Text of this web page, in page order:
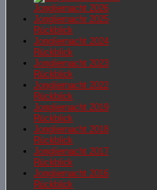
Jongliernacht 2026
Jongliernachr 2025
Rückblick
Jongliernacht 2024
Rückblick
Jongliernacht 2023
Rückblick
Jongliernacht 2022
Rückblick
Jongliernacht 2019
Rückblick
Jongliernacht 2018
Rückblick
Jongliernacht 2017
Rückblick
Jongliernacht 2016
Rückblick